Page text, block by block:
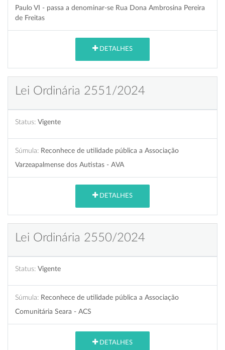
Paulo VI - passa a denominar-se Rua Dona Ambrosina Pereira
de Freitas
DETALHES
Lei Ordinária 2551/2024
Status: Vigente
Súmula: Reconhece de utilidade pública a Associação
Varzeapalmense dos Autistas - AVA
DETALHES
Lei Ordinária 2550/2024
Status: Vigente
Súmula: Reconhece de utilidade pública a Associação
Comunitária Seara - ACS
DETALHES